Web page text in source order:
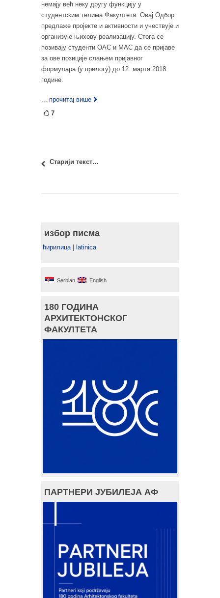
немају већ неку другу функцију у
студентским телима Факултета. Овај Одбор
предлаже пројекте и активности и учествује и
организује њихову реализацију. Стога се
позивају студенти ОАС и МАС да се пријаве
за ове позиције слањем пријавног
формулара (у прилогу) до 12. марта 2018.
године.
... прочитај више
7
Старији текстови
избор писма
ћирилица| latinica
Serbian English
180 ГОДИНА
АРХИТЕКТОНСКОГ
ФАКУЛТЕТА
ПАРТНЕРИ ЈУБИЛЕЈА АФ